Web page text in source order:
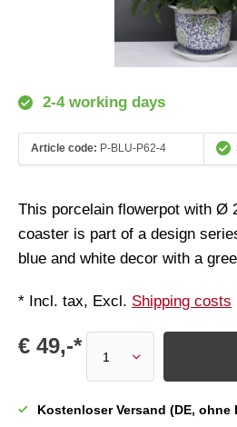
2-4 working days
Article code: P-BLU-P62-4
This porcelain flowerpot with Ø
coaster is part of a design
blue and white decor with a
* Incl. tax, Excl. Shipping costs
€ 49,-*
Kostenloser Versand (DE, ohne